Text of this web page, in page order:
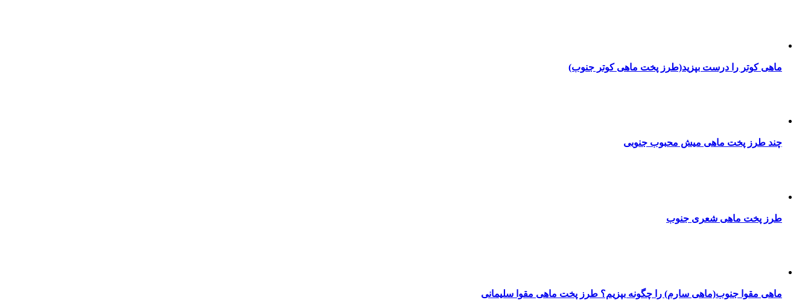
ماهی کوتر را درست بپزید(طرز پخت ماهی کوتر جنوب)
چند طرز پخت ماهی میش محبوب جنوبی
طرز پخت ماهی شعری جنوب
ماهی مقوا جنوب(ماهی سارم) را چگونه بپزیم؟ طرز پخت ماهی مقوا سلیمانی